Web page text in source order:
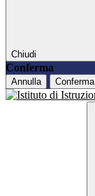
Chiudi
Conferma
Annulla Conferma